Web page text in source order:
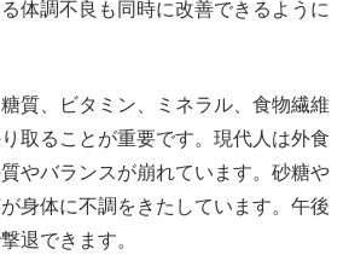
体調不良も同時に改善できるように
質、ビタミン、ミネラル、食物繊維
取ることが重要です。現代人は外食
やバランスが崩れています。砂糖や
身体に不調をきたしています。午後
退できます。